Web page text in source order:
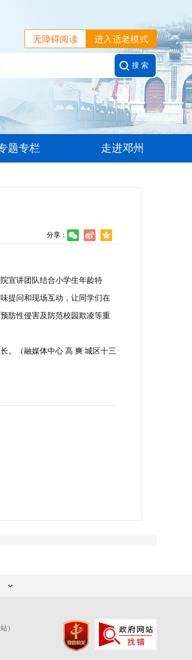
进入适老模式
无障碍阅读
搜 索
题专栏 走进邓州
分享：
宣讲团队结合小学生年龄特
提问和现场互动，让同学们在
防性侵害及防范校园欺凌等重
。（融媒体中心 高 爽 城区十三
）